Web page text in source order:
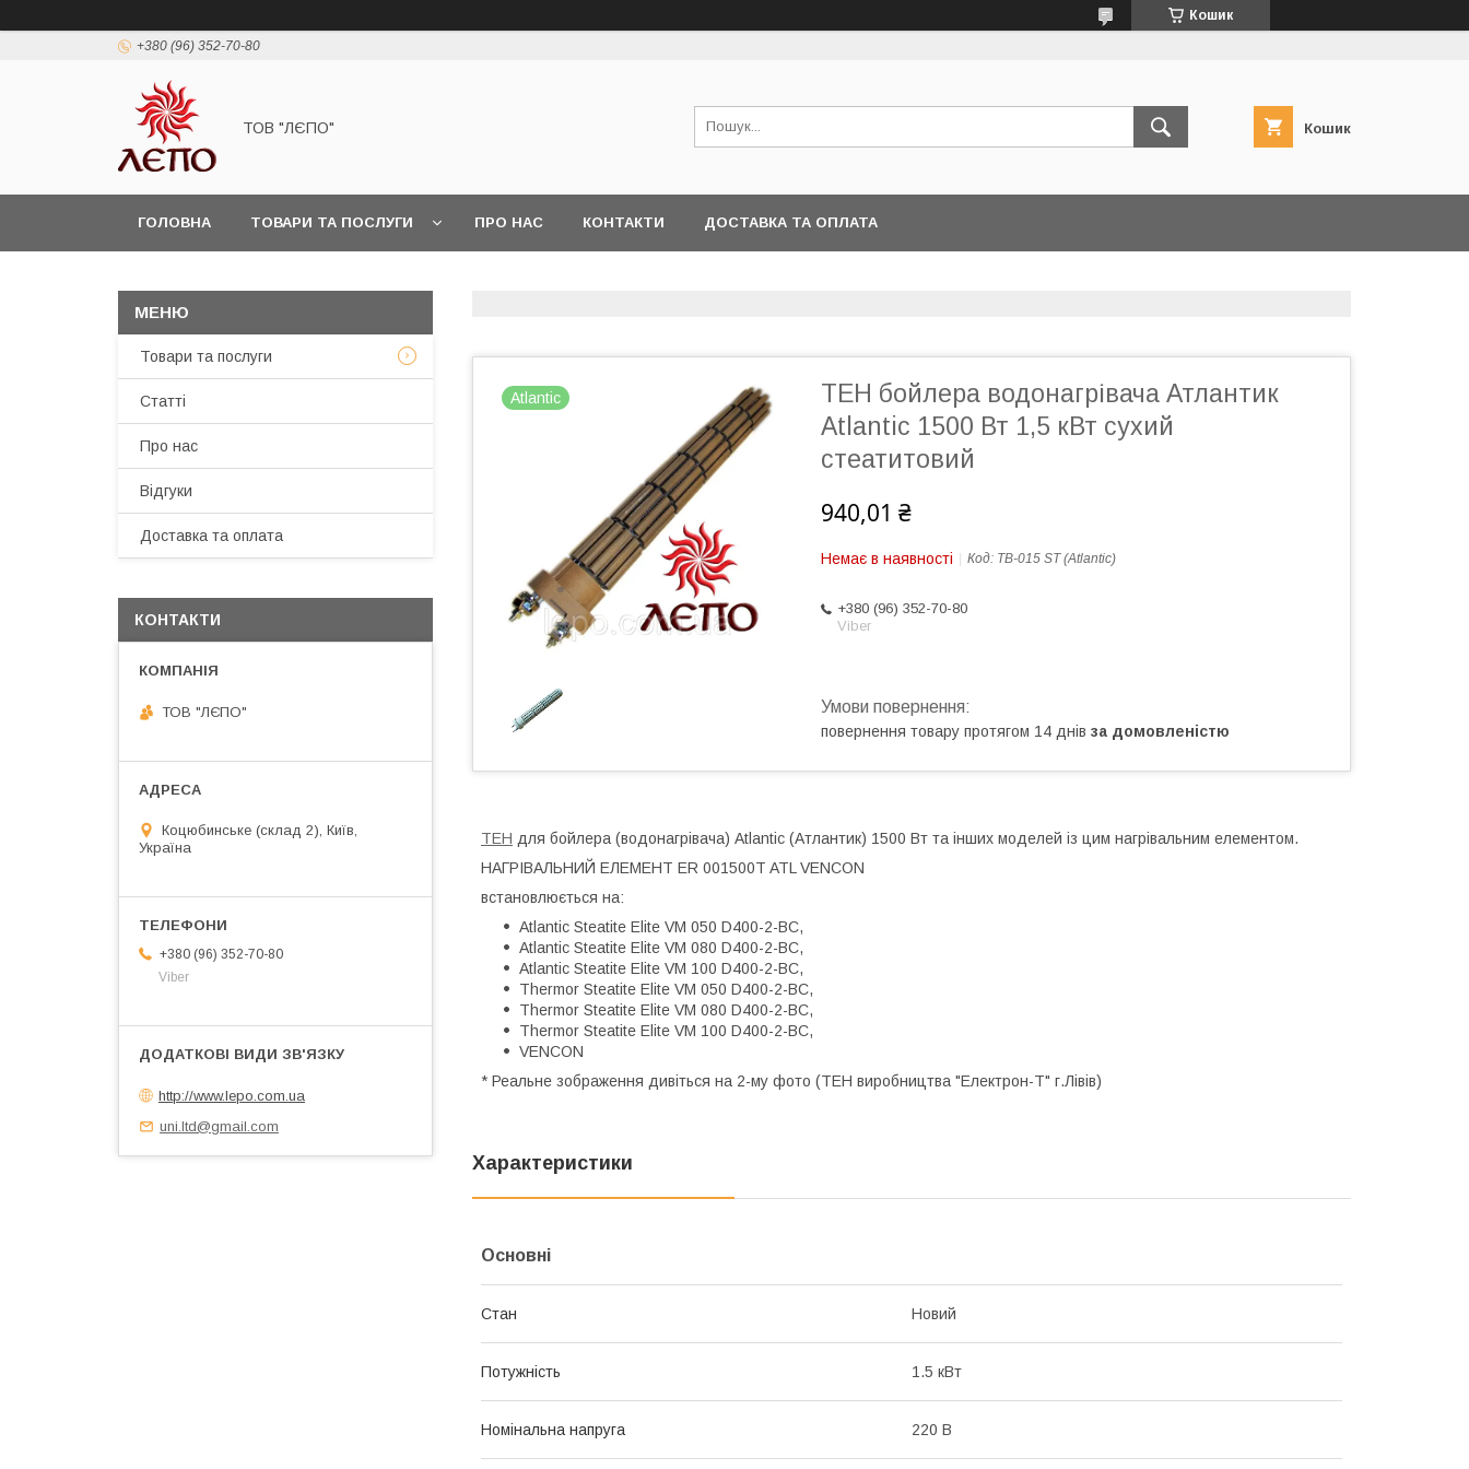
Кошик
+380 (96) 352-70-80
ТОВ "ЛЄПО" Кошик
ГОЛОВНА ТОВАРИ ТА ПОСЛУГИ ПРО НАС КОНТАКТИ ДОСТАВКА ТА ОПЛАТА
Atlantic
ТЕН бойлера водонагрівача Атлантик
Atlantic 1500 Вт 1,5 кВт сухий
стеатитовий
940,01 ₴
Немає в наявності Код: TB-015 ST (Atlantic)
+380 (96) 352-70-80
Viber
повернення товару протягом 14 днів за домовленістю
ТЕН для бойлера (водонагрівача) Atlantic (Атлантик) 1500 Вт та інших моделей із цим нагрівальним елементом.
НАГРІВАЛЬНИЙ ЕЛЕМЕНТ ER 001500T ATL VENCON
встановлюється на:
Atlantic Steatite Elite VM 050 D400-2-BC,
Atlantic Steatite Elite VM 080 D400-2-BC,
Atlantic Steatite Elite VM 100 D400-2-BC,
Thermor Steatite Elite VM 050 D400-2-BC,
Thermor Steatite Elite VM 080 D400-2-BC,
Thermor Steatite Elite VM 100 D400-2-BC,
VENCON
* Реальне зображення дивіться на 2-му фото (ТЕН виробництва "Електрон-Т" г.Лівів)
Характеристики
Основні
Стан Новий
Потужність 1.5 кВт
Номінальна напруга 220 В
Товари та послуги
Статті
Про нас
Відгуки
Доставка та оплата
КОНТАКТИ
ТОВ "ЛЄПО"
Коцюбинське (склад 2), Київ,
Україна
+380 (96) 352-70-80
Viber
http://www.lepo.com.ua
uni.ltd@gmail.com